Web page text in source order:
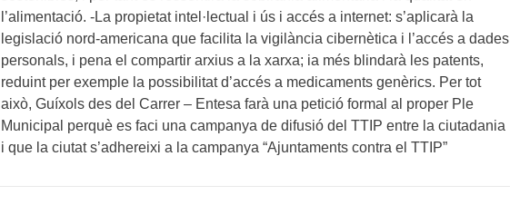
l’alimentació. -La propietat intel·lectual i ús i accés a internet: s’aplicarà la
legislació nord-americana que facilita la vigilància cibernètica i l’accés a dades
personals, i pena el compartir arxius a la xarxa; ia més blindarà les patents,
reduint per exemple la possibilitat d’accés a medicaments genèrics. Per tot
això, Guíxols des del Carrer – Entesa farà una petició formal al proper Ple
Municipal perquè es faci una campanya de difusió del TTIP entre la ciutadania
i que la ciutat s’adhereixi a la campanya “Ajuntaments contra el TTIP”